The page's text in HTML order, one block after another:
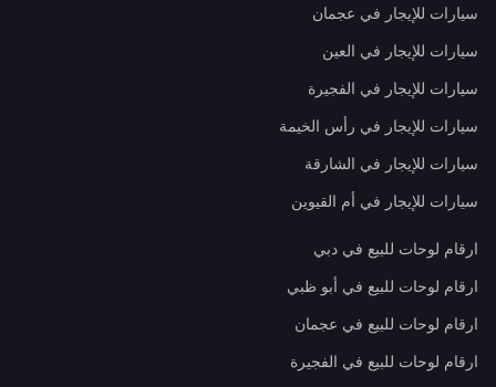
سيارات للإيجار في عجمان
سيارات للإيجار في العين
سيارات للإيجار في الفجيرة
سيارات للإيجار في رأس الخيمة
سيارات للإيجار في الشارقة
سيارات للإيجار في أم القيوين
ارقام لوحات للبيع في دبي
ارقام لوحات للبيع في أبو ظبي
ارقام لوحات للبيع في عجمان
ارقام لوحات للبيع في الفجيرة